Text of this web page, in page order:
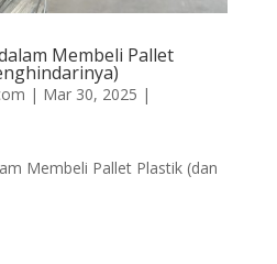
Membeli Pallet
| Mar 30, 2025 |
Membeli Pallet Plastik (dan